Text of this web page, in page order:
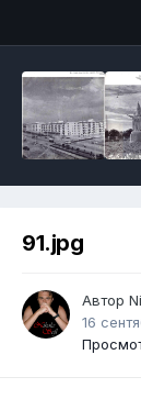
91.jpg
Автор
16